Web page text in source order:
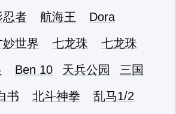
忍者 航海王
Dora
妙世界 七龙珠
七龙珠
Ben 10 天兵公园
三国
书 北斗神拳
乱马1/2